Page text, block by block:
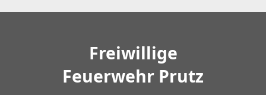
Freiwillige
Feuerwehr Prutz